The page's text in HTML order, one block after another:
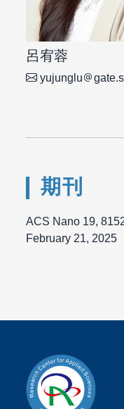
呂宥蓉
yujunglu
期刊
ACS Nano 19,
February 21, 2025